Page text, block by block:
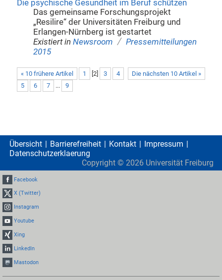
Die psychische Gesundheit im Beruf schützen
Das gemeinsame Forschungsprojekt
„Resilire“ der Universitäten Freiburg und
Erlangen-Nürnberg ist gestartet
Existiert in Newsroom / Pressemitteilungen
2015
« 10 frühere Artikel Die nächsten 10 Artikel »
1 2] 3
4
5
6 7 ... 9
Übersicht Barrierefreiheit Kontakt
Impressum
Datenschutzerklaerung
Copyright © 2026 Universität Freiburg
Facebook
X (Twitter)
Instagram
Youtube
Xing
LinkedIn
Mastodon